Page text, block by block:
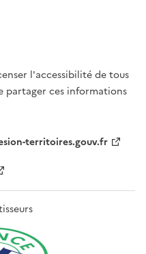
l'accessibilité de tous
partager ces informations
territoires.gouv.fr